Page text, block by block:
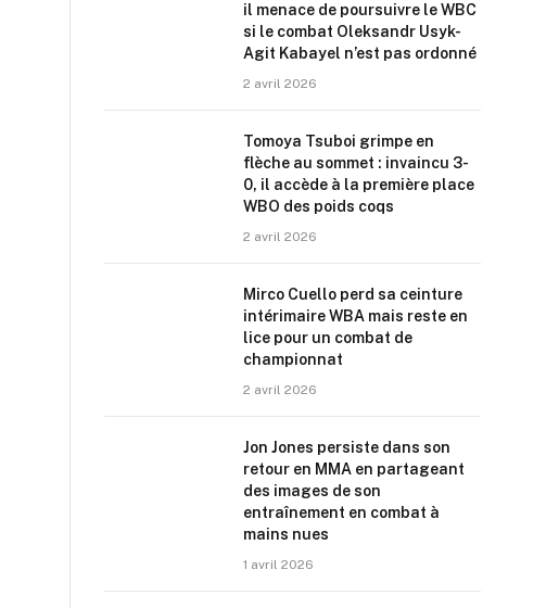
il menace de poursuivre le WBC
si le combat Oleksandr Usyk-
Agit Kabayel n’est pas ordonné
2 avril 2026
Tomoya Tsuboi grimpe en
flèche au sommet : invaincu 3-
0, il accède à la première place
WBO des poids coqs
2 avril 2026
Mirco Cuello perd sa ceinture
intérimaire WBA mais reste en
lice pour un combat de
championnat
2 avril 2026
Jon Jones persiste dans son
retour en MMA en partageant
des images de son
entraînement en combat à
mains nues
1 avril 2026